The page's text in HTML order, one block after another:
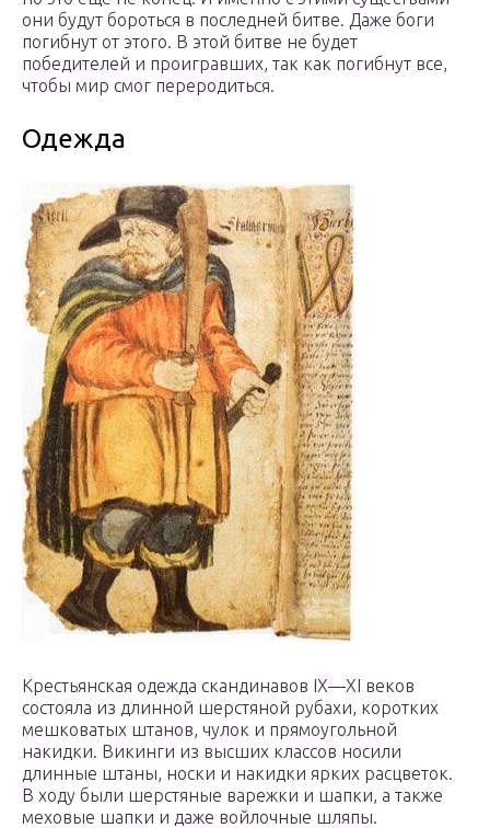
они будут бороться в последней битве. Даже боги
погибнут от этого. В этой битве не будет
победителей и проигравших, так как погибнут все,
чтобы мир смог переродиться.
Одежда
Крестьянская одежда скандинавов IX—XI веков
состояла из длинной шерстяной рубахи, коротких
мешковатых штанов, чулок и прямоугольной
накидки. Викинги из высших классов носили
длинные штаны, носки и накидки ярких расцветок.
В ходу были шерстяные варежки и шапки, а также
меховые шапки и даже войлочные шляпы.